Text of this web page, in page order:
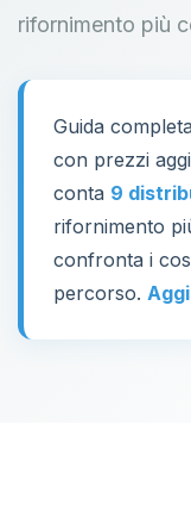
rifornimento più
Guida
con prezzi
conta 9
rifornimento
confronta i
percorso.